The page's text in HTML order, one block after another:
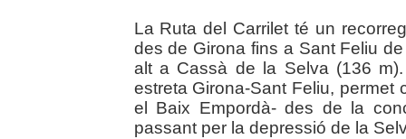
La Ruta del Carrilet té un
des de Girona fins a Sant Feliu
alt a Cassà de la Selva (136
estreta Girona-Sant Feliu,
el Baix Empordà- des de la
passant per la depressió de la